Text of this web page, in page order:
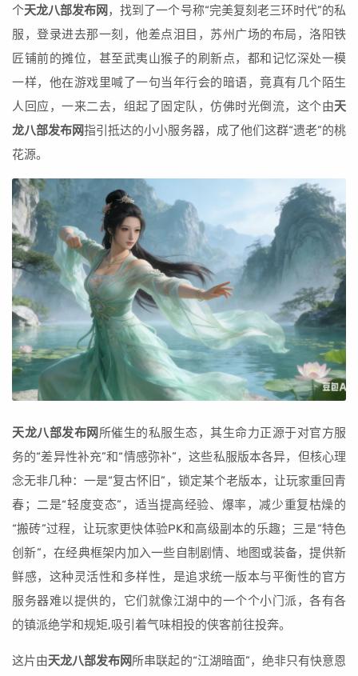
个天龙八部发布网 ，找到了一个号称“完美复刻老三环时代”的私
服，登录进去那一刻，他差点泪目，苏州广场的布局，洛阳铁
匠铺前的摊位，甚至武夷山猴子的刷新点，都和记忆深处一模
一样，他在游戏里喊了一句当年行会的暗语，竟真有几个陌生
人回应，一来二去，组起了固定队，仿佛时光倒流，这个由天
龙八部发布网指引抵达的小小服务器，成了他们这群“遗老”的桃
花源。
天龙八部发布网 所催生的私服生态，其生命力正源于对官方服
务的“差异性补充”和“情感弥补”，这些私服版本各异，但核心理
念无非几种：一是“复古怀旧”，锁定某个老版本，让玩家重回青
春；二是“轻度变态”，适当提高经验、爆率，减少重复枯燥的
“搬砖”过程，让玩家更快体验PK和高级副本的乐趣；三是“特色
创新”，在经典框架内加入一些自制剧情、地图或装备，提供新
鲜感，这种灵活性和多样性，是追求统一版本与平衡性的官方
服务器难以提供的，它们就像江湖中的一个个小门派，各有各
的镇派绝学和规矩,吸引着气味相投的侠客前往投奔。
这片由天龙八部发布网所串联起的“江湖暗面”，绝非只有快意恩